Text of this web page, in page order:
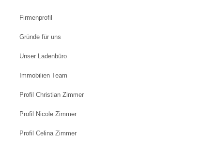
Firmenprofil
Gründe für uns
Unser Ladenbüro
Immobilien Team
Profil Christian Zimmer
Profil Nicole Zimmer
Profil Celina Zimmer